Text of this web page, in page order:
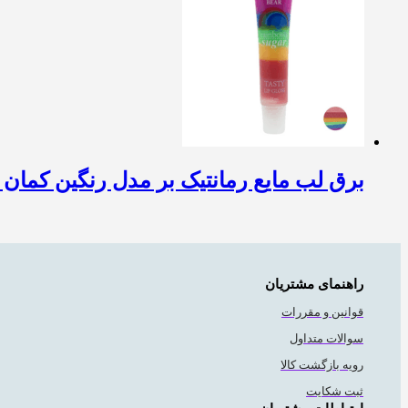
برق لب مایع رمانتیک بر مدل رنگین کمان
راهنمای مشتریان
قوانین و مقررات
سوالات متداول
رویه بازگشت کالا
ثبت شکایت